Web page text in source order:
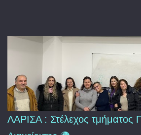
ΛΑΡΙΣΑ : Στέλεχος τμήματος